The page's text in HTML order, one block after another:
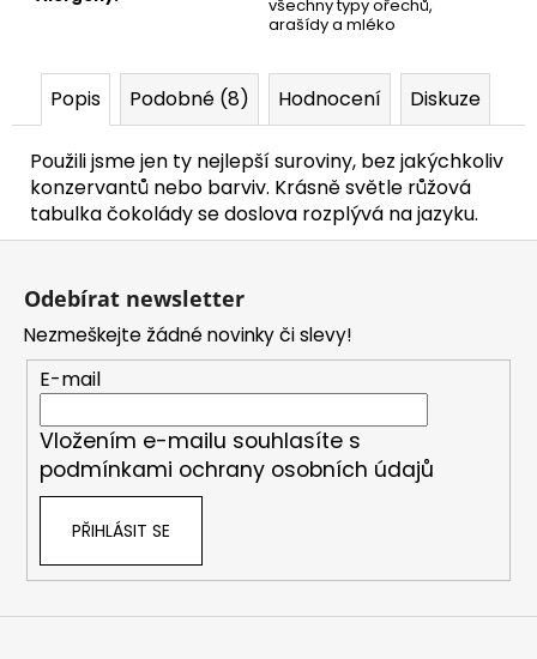
všechny typy ořechů,
arašídy a mléko
Popis Podobné (8) Hodnocení Diskuze
Použili jsme jen ty nejlepší suroviny, bez jakýchkoliv
konzervantů nebo barviv. Krásně světle růžová
tabulka čokolády se doslova rozplývá na jazyku.
Z
Odebírat newsletter
Nezmeškejte žádné novinky či slevy!
E-mail
Vložením e-mailu souhlasíte s
podmínkami ochrany osobních údajů
PŘIHLÁSIT SE